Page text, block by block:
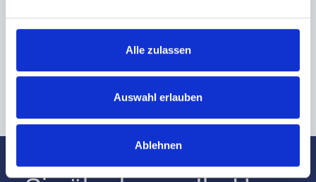
Alle zulassen
Auswahl erlauben
Ablehnen
Hinweis: Sie können Ihre Einwilligung jederzeit für die Zukunft per E-Mail
an info@hegerich-immobilien.de widerrufen. *
Absenden